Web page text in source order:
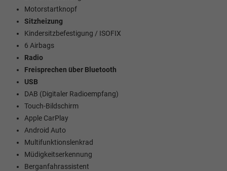
Motorstartknopf
Sitzheizung
Kindersitzbefestigung / ISOFIX
6 Airbags
Radio
Freisprechen über Bluetooth
USB
DAB (Digitaler Radioempfang)
Touch-Bildschirm
Apple CarPlay
Android Auto
Multifunktionslenkrad
Müdigkeitserkennung
Berganfahrassistent